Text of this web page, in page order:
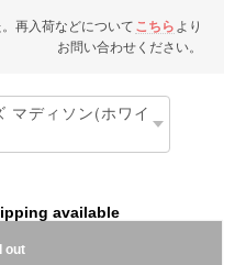
再入荷などについて こちら より
お問い合わせください。
available
out